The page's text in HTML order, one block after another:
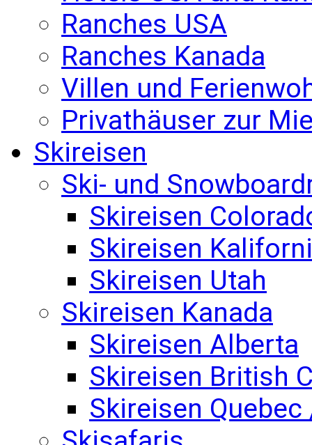
Ranches USA
Ranches Kanada
Villen und
Privathäuser zur
Skireisen
Ski- und
Skireisen
Skireisen
Skireisen Utah
Skireisen Kanada
Skireisen Alberta
Skireisen British
Skireisen